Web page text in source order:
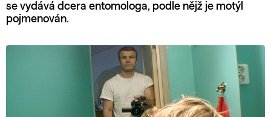
se vydává dcera entomologa, podle nějž je motýl
pojmenován.